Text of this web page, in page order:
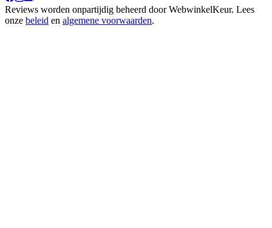
Reviews worden onpartijdig beheerd doorWebwinkelKeur. Lees
onze beleid en algemene voorwaarden.